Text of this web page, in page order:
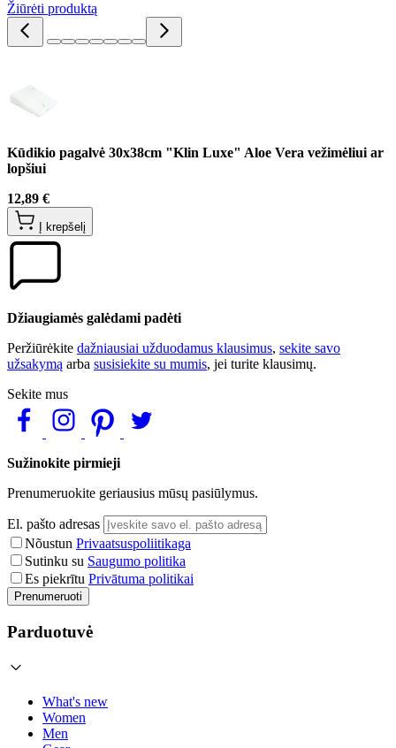
Žiūrėti produktą
Kūdikio pagalvė 30x38cm "Klin Luxe" Aloe Vera vežimėliui ar
lopšiui
12,89 €
Į krepšelį
Džiaugiamės galėdami padėti
Peržiūrėkite dažniausiai užduodamus klausimus, sekite savo
užsakymą arba susisiekite su mumis, jei turite klausimų.
Sekite mus
Sužinokite pirmieji
Prenumeruokite geriausius mūsų pasiūlymus.
El. pašto adresas
Nõustun Privaatsuspoliitikaga
Sutinku su Saugumo politika
Es piekrītu Privātuma politikai
Prenumeruoti
Parduotuvė
What's new
Women
Men